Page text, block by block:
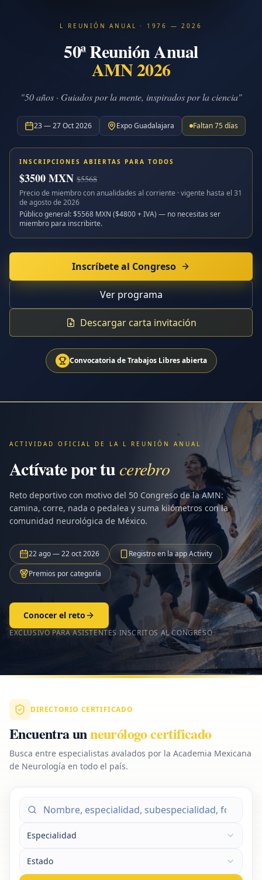
L REUNIÓN ANUAL · 1976 — 2026
50ª Reunión Anual
AMN 2026
"50 años · Guiados por la mente, inspirados por la ciencia"
23 — 27 Oct 2026 Expo Guadalajara Faltan75días
INSCRIPCIONES ABIERTAS PARA TODOS
$3500MXN $5568
Precio de miembro con anualidades al corriente · vigente hasta el 31
de agosto de 2026
Público general: $5568 MXN ($4800+ IVA) — no necesitas ser
miembro para inscribirte.
Inscríbete al Congreso
Ver programa
Descargar carta invitación
Convocatoria de Trabajos Libres abierta
ACTIVIDAD OFICIAL DE LA L REUNIÓN ANUAL
Actívate por tu cerebro
Reto deportivo con motivo del 50 Congreso de la AMN:
camina, corre, nada o pedalea y suma kilómetros con la
comunidad neurológica de México.
22 ago — 22 oct 2026
Registro en la app Activity
Premios por categoría
Conocer el reto
EXCLUSIVO PARA ASISTENTES INSCRITOS AL CONGRESO
DIRECTORIO CERTIFICADO
Encuentra unneurólogo certificado
Busca entre especialistas avalados por la Academia Mexicana
de Neurología en todo el país.
Especialidad
Estado